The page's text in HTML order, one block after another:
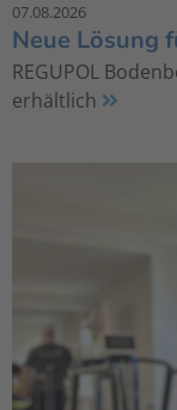
07.08.2026
Neue Lösung
REGUPOL
erhältlich